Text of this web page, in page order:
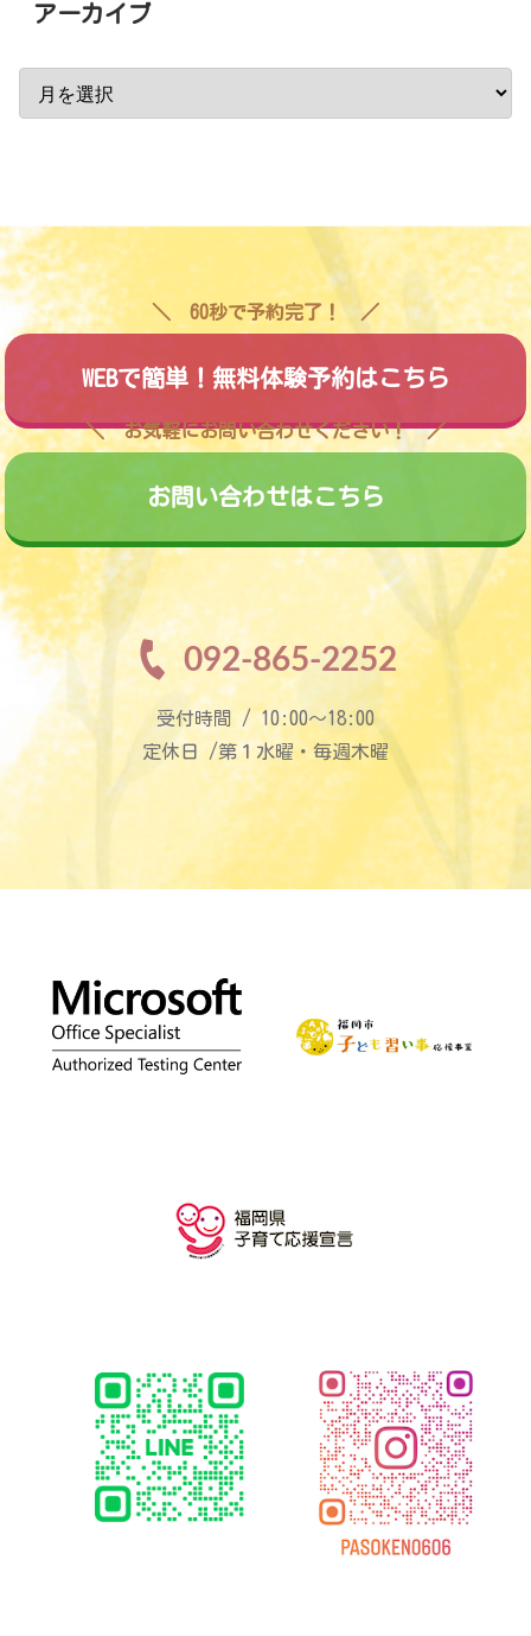
アーカイブ
60秒で予約完了！
WEBで簡単！無料体験予約はこちら
お気軽にお問い合わせください！
お問い合わせはこちら
092-865-2252
受付時間 / 10:00〜18:00
定休日 /第１水曜・毎週木曜